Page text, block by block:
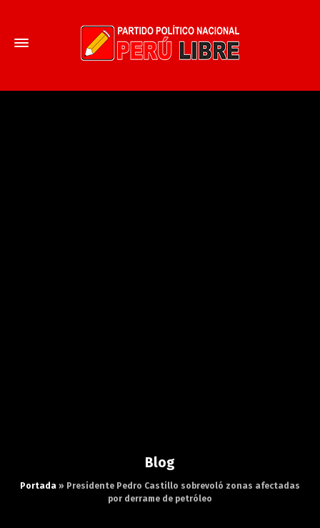
Blog
Portada » Presidente Pedro Castillo sobrevoló zonas afectadas
por derrame de petróleo